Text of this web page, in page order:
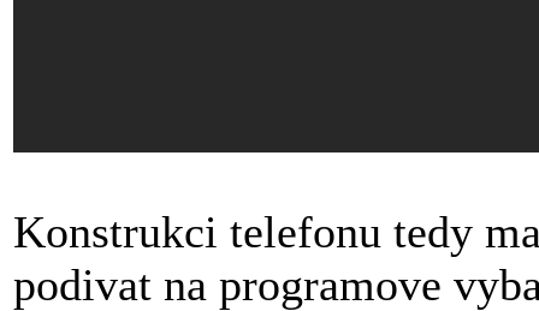
Konstrukci telefonu tedy
podivat na programove